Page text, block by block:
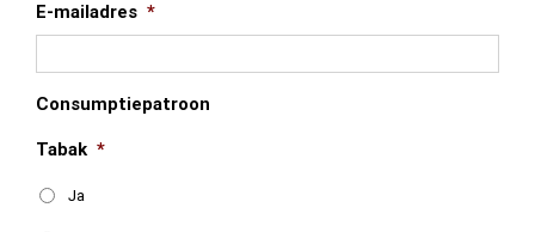
E-mailadres *
Consumptiepatroon
Tabak *
Ja